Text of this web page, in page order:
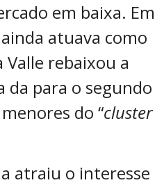
em baixa. Em
atuava como
Valle rebaixou a
da para o segundo
do “cluster
atraiu o interesse